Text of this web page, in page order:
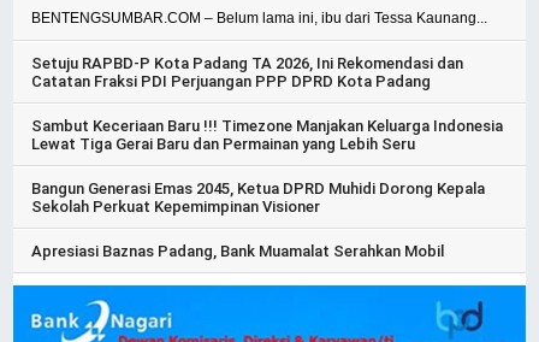
BENTENGSUMBAR.COM – Belum lama ini, ibu dari Tessa Kaunang...
Setuju RAPBD-P Kota Padang TA 2026, Ini Rekomendasi dan
Catatan Fraksi PDI Perjuangan PPP DPRD Kota Padang
Sambut Keceriaan Baru !!! Timezone Manjakan Keluarga Indonesia
Lewat Tiga Gerai Baru dan Permainan yang Lebih Seru
Bangun Generasi Emas 2045, Ketua DPRD Muhidi Dorong Kepala
Sekolah Perkuat Kepemimpinan Visioner
Apresiasi Baznas Padang, Bank Muamalat Serahkan Mobil